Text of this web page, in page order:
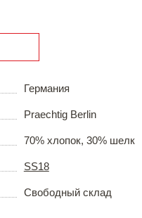
Германия
Praechtig Berlin
70% хлопок, 30% шелк
SS18
Свободный склад